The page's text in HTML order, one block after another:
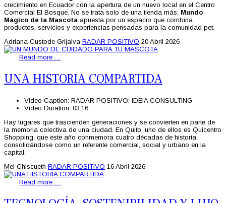
crecimiento en Ecuador con la apertura de un nuevo local en el Centro
Comercial El Bosque. No se trata solo de una tienda más: Mundo
Mágico de la Mascota apuesta por un espacio que combina
productos, servicios y experiencias pensadas para la comunidad pet.
Adriana Custode Grijalva RADAR POSITIVO 20 Abril 2026
Read more …
UNA HISTORIA COMPARTIDA
Video Caption: RADAR POSITIVO: IDEIA CONSULTING
Video Duration: 03:16
Hay lugares que trascienden generaciones y se convierten en parte de
la memoria colectiva de una ciudad. En Quito, uno de ellos es Quicentro
Shopping, que este año conmemora cuatro décadas de historia,
consolidándose como un referente comercial, social y urbano en la
capital.
Mel Chiscueth RADAR POSITIVO 16 Abril 2026
Read more …